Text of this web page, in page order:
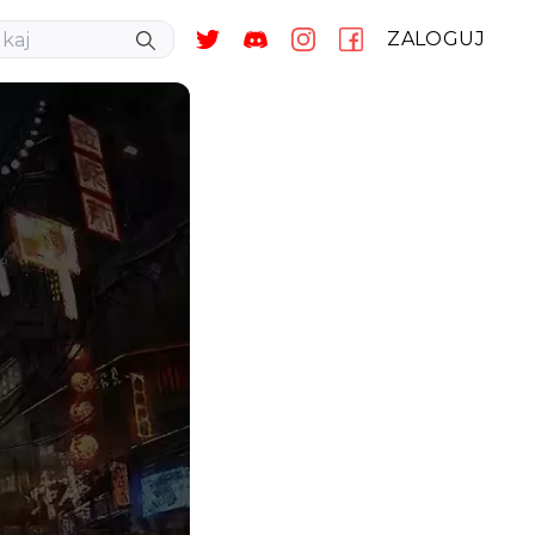
ZALOGUJ